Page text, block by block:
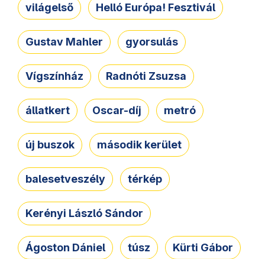
világelső Helló Európa! Fesztivál
Gustav Mahler gyorsulás
Vígszínház Radnóti Zsuzsa
állatkert Oscar-díj metró
új buszok második kerület
balesetveszély térkép
Kerényi László Sándor
Ágoston Dániel túsz Kürti Gábor